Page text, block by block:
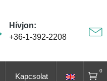
Hívjon:
+36-1-392-2208
Kapcsolat
0